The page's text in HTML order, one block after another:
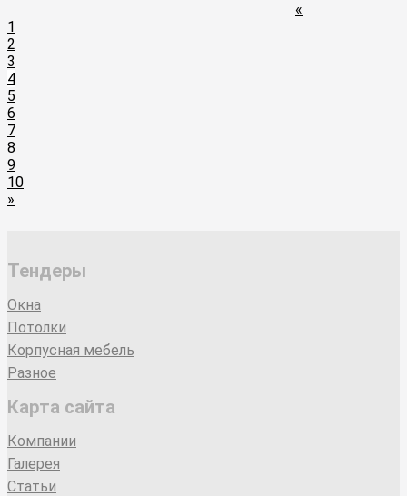
«
1
2
3
4
5
6
7
8
9
10
»
Тендеры
Окна
Потолки
Корпусная мебель
Разное
Карта сайта
Компании
Галерея
Статьи